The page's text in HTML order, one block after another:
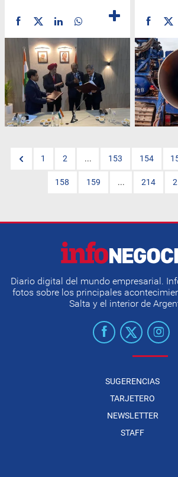
1 2 ... 153 154
158 159 ... 214
Diario digital del mundo empresarial.
fotos sobre los principales
Salta y el interior de
SUGERENCIAS
TARJETERO
NEWSLETTER
STAFF